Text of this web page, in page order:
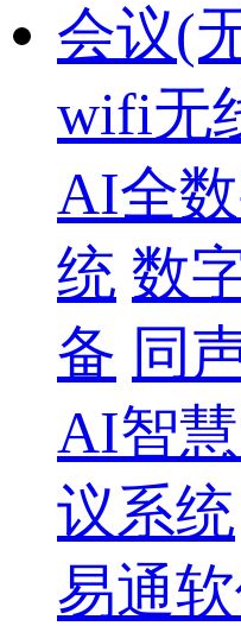
会议(
wifi无
AI全
统 数
备 同
AI智
议系统
易通